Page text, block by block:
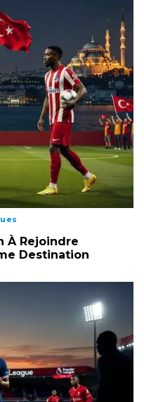
À Rejoindre
Destination